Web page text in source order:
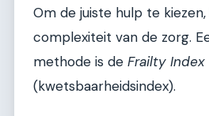
Om de juiste hulp te
complexiteit van de zorg.
methode is de Frailty Index
(kwetsbaarheidsindex).